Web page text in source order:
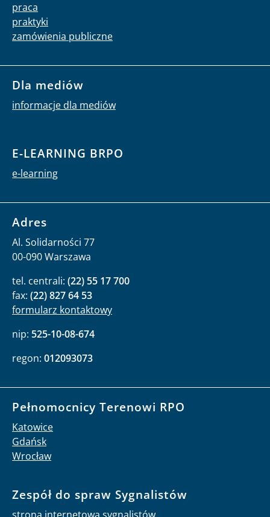
praca
praktyki
zamówienia publiczne
Dla mediów
informacje dla mediów
E-LEARNING BRPO
e-learning
Adres
Al. Solidarności 77
00-090 Warszawa
tel. centrali: (22) 55 17 700
fax: (22) 827 64 53
formularz kontaktowy
nip: 525-10-08-674
regon: 012093073
Pełnomocnicy Terenowi RPO
Katowice
Gdańsk
Wrocław
Zespół do spraw Sygnalistów